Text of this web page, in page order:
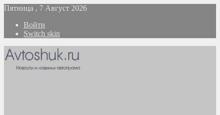
Пятница , 7 Август 2026
Войти
Switch skin